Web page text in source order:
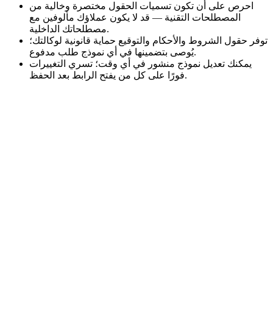
احرص على أن تكون تسميات الحقول مختصرة وخالية من
المصطلحات التقنية — قد لا يكون عملاؤك مألوفين مع
مصطلحاتك الداخلية.
توفر حقول الشروط والأحكام والتوقيع حماية قانونية لوكالتك؛
يُوصى بتضمينها في أي نموذج طلب مدفوع.
يمكنك تعديل نموذج منشور في أي وقت؛ تسري التغييرات
فورًا على كل من يفتح الرابط بعد الحفظ.